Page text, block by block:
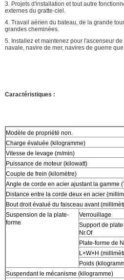
3. Projets d'installation et tout autre
externes du gratte-ciel.
4. Travail aérien du bateau, de la grande
grandes cheminées.
5. Installez et maintenez pour l'ascenseur
navale, navire de mer, navires de guerre
Caractéristiques :
Modèle de propriété non.
Charge évaluée (kilogramme)
Vitesse de levage (m/min)
Puissance de moteur (kilowatt)
Couple de frein (kilomètre)
Angle de corde en acier ajustant la gamme
Distance entre la corde deux en acier
Bout droit évalué du faisceau avant
Suspension de la plate-
forme
Verrouillage
Support de
Nr.Of
Plate-forme de
L×W×H
Poids
Suspendant le mécanisme (kilogramme)